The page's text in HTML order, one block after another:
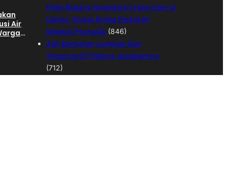
Air
Kirab Budaya Nusantara Lintas Iman di
Cianjur, Wujud Nyata Perkokoh
Ideologi Pancasila (846)
Alat Bangunan Lengkap Dan
Terpercaya?Trikarya Jawabannya
(712)